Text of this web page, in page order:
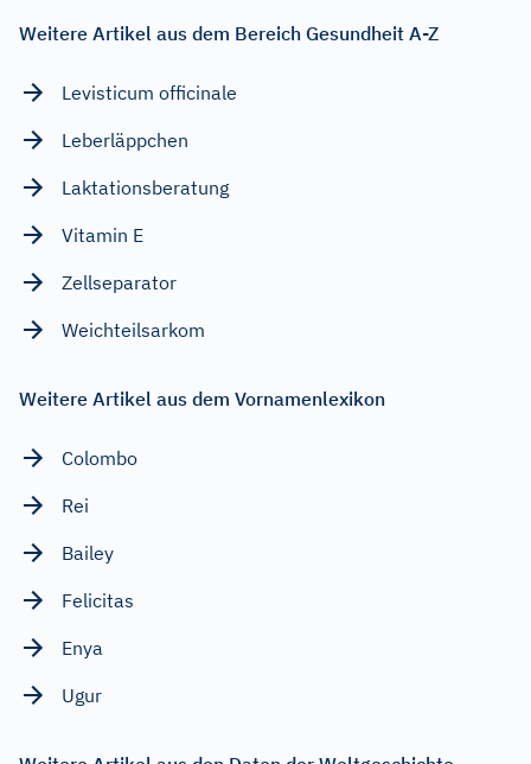
Weitere Artikel aus dem Bereich Gesundheit A-Z
Levisticum officinale
Leberläppchen
Laktationsberatung
Vitamin E
Zellseparator
Weichteilsarkom
Weitere Artikel aus dem Vornamenlexikon
Colombo
Rei
Bailey
Felicitas
Enya
Ugur